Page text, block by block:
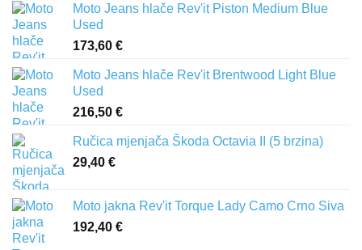
Moto Jeans hlače Rev'it Piston Medium Blue
Used
173,60 €
Moto Jeans hlače Rev'it Brentwood Light Blue
Used
216,50 €
Ručica mjenjača Škoda Octavia II (5 brzina)
29,40 €
Moto jakna Rev'it Torque Lady Camo Crno Siva
192,40 €